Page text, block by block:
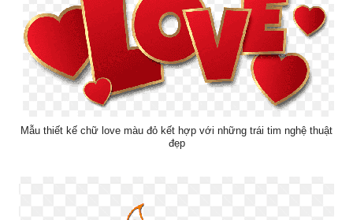
Mẫu thiết kế chữ love màu đỏ kết hợp với những trái tim nghệ thuật
đẹp